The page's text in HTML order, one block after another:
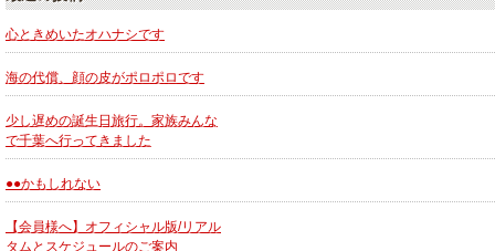
心ときめいたオハナシです
海の代償、顔の皮がポロポロです
少し遅めの誕生日旅行。家族みんな
で千葉へ行ってきました
●●かもしれない
【会員様へ】オフィシャル版/リアル
タムとスケジュールのご案内